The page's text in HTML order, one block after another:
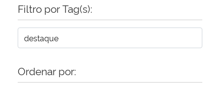
Gabinete de Segurança Institucional
Advocacia-Geral da União
Banco Central do Brasil
Filtro por Tag(s):
Ordenar por: